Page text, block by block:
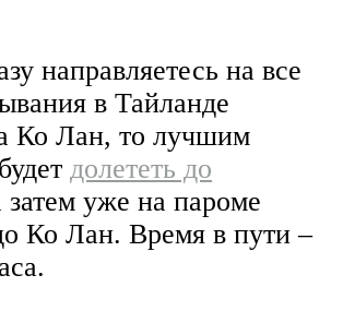
направляетесь на все
в Тайланде
Ко Лан, то лучшим
долететь до
затем уже на пароме
Ко Лан. Время в пути –